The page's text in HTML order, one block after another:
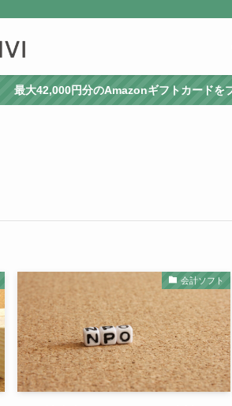
最大42,000円分のAmazonギフトカードを
会計ソフト